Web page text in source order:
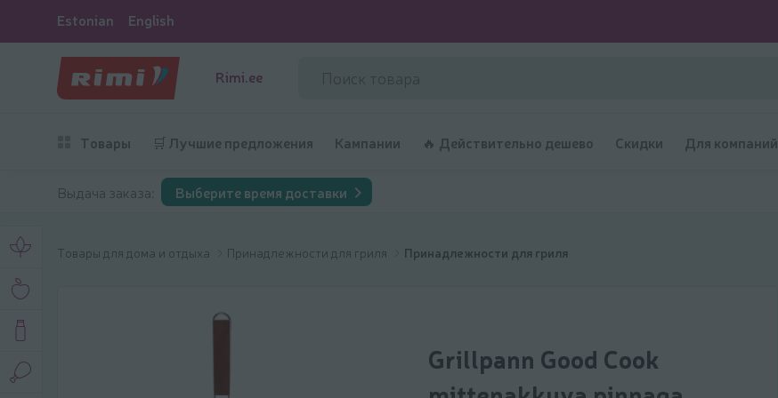
Estonian English
Rimi.ee
Товары 🛒 Лучшие предложения Кампании 🔥 Действительно дешево Скидки Для компаний
Выдача заказа: Выберите время доставки
Товары для дома и отдыха Принадлежности для гриля Принадлежности для гриля
Grillpann Good Cook